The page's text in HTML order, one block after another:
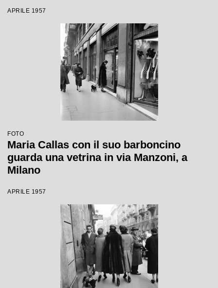
APRILE 1957
FOTO
Maria Callas con il suo barboncino
guarda una vetrina in via Manzoni, a
Milano
APRILE 1957